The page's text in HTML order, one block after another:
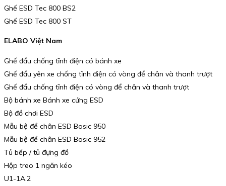
Ghế ESD Tec 800 BS2
Ghế ESD Tec 800 ST
ELABO Việt Nam
Ghế đẩu chống tĩnh điện có bánh xe
Ghế đẩu yên xe chống tĩnh điện có vòng để chân và thanh trượt
Ghế đẩu chống tĩnh điện có vòng để chân và thanh trượt
Bộ bánh xe Bánh xe cứng ESD
Bộ đồ chơi ESD
Mẫu bệ để chân ESD Basic 950
Mẫu bệ để chân ESD Basic 952
Tủ bếp / tủ đựng đồ
Hộp treo 1 ngăn kéo
U1-1A.2